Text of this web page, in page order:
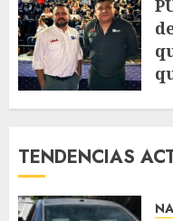
TENDENCIAS